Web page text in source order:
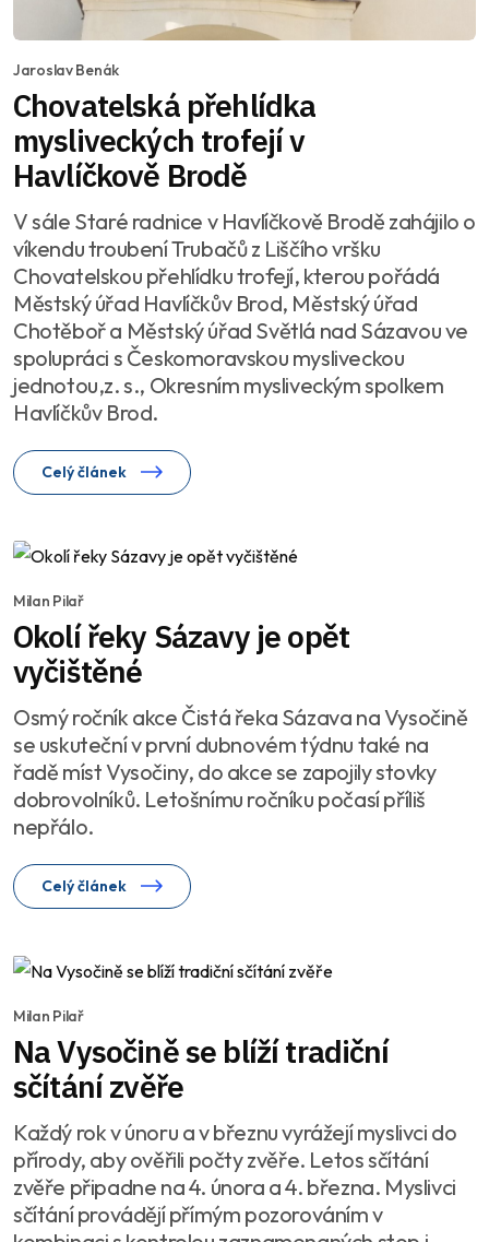
Jaroslav Benák
Chovatelská přehlídka
mysliveckých trofejí v
Havlíčkově Brodě
V sále Staré radnice v Havlíčkově Brodě zahájilo o
víkendu troubení Trubačů z Liščího vršku
Chovatelskou přehlídku trofejí, kterou pořádá
Městský úřad Havlíčkův Brod, Městský úřad
Chotěboř a Městský úřad Světlá nad Sázavou ve
spolupráci s Českomoravskou mysliveckou
jednotou,z. s., Okresním mysliveckým spolkem
Havlíčkův Brod.
Celý článek
Milan Pilař
Okolí řeky Sázavy je opět
vyčištěné
Osmý ročník akce Čistá řeka Sázava na Vysočině
se uskuteční v první dubnovém týdnu také na
řadě míst Vysočiny, do akce se zapojily stovky
dobrovolníků. Letošnímu ročníku počasí příliš
nepřálo.
Celý článek
Milan Pilař
Na Vysočině se blíží tradiční
sčítání zvěře
Každý rok v únoru a v březnu vyrážejí myslivci do
přírody, aby ověřili počty zvěře. Letos sčítání
zvěře připadne na 4. února a 4. března. Myslivci
sčítání provádějí přímým pozorováním v